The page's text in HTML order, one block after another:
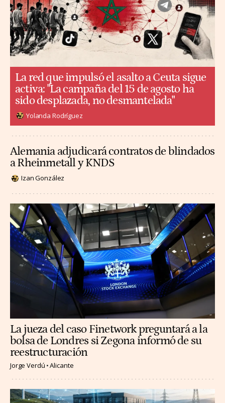
La red que impulsó el asalto a Ceuta sigue
activa: "La campaña del 15 de agosto ha
sido desplazada, no desmantelada"
Yolanda Rodríguez
Alemania adjudicará contratos de blindados
a Rheinmetall y KNDS
Izan González
La jueza del caso Finetwork preguntará a la
bolsa de Londres si Zegona informó de su
reestructuración
Jorge Verdú Alicante